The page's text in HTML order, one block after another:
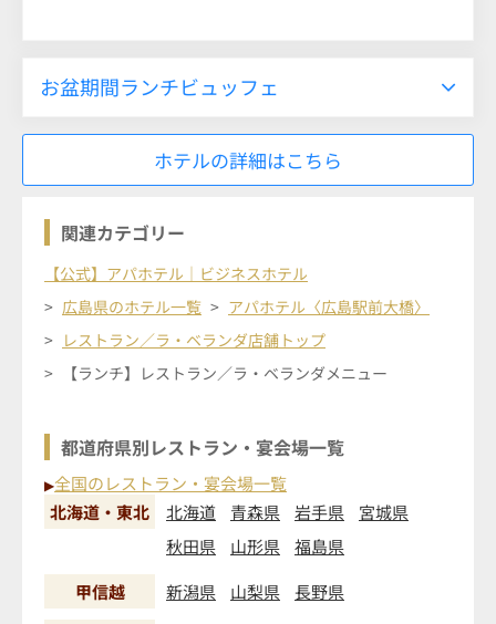
お盆期間ランチビュッフェ
ホテルの詳細はこちら
関連カテゴリー
【公式】アパホテル｜ビジネスホテル
広島県のホテル一覧
アパホテル〈広島駅前大橋〉
レストラン／ラ・ベランダ店舗トップ
【ランチ】レストラン／ラ・ベランダメニュー
都道府県別レストラン・宴会場一覧
▶全国のレストラン・宴会場一覧
北海道・東北
北海道 青森県 岩手県
宮城県
秋田県
山形県
福島県
甲信越
新潟県 山梨県
長野県